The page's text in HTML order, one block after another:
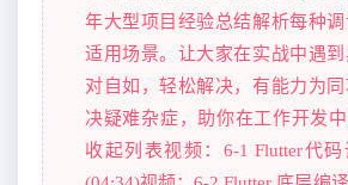
年大型项目经验总结解析每种
适用场景。让大家在实战中遇
对自如，轻松解决，有能力为
决疑难杂症，助你在工作开发
收起列表视频：6-1 Flutter代